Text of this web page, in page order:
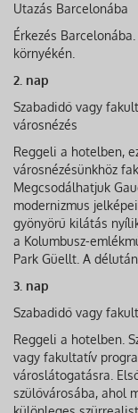
Utazás Barcelonába
Érkezés
környékén.
2. nap
Szabadidő vagy
városnézés
Reggeli a hotelben,
városnézésünkhöz
Megcsodálhatjuk
modernizmus
gyönyörű kilátás
a Kolumbusz-
Park Güellt. A
3. nap
Szabadidő vagy
Reggeli a hotelben.
vagy fakultatív
városlátogatásra.
szülővárosába, ahol